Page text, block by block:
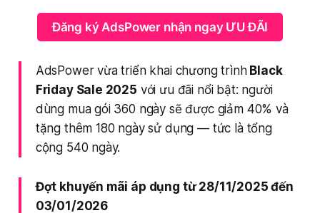
Đăng ký AdsPower nhận ngay ƯU ĐÃI
AdsPower vừa triển khai chương trìnhBlack
Friday Sale 2025 với ưu đãi nổi bật: người
dùng mua gói 360 ngày sẽ được giảm 40% và
tặng thêm 180 ngày sử dụng — tức là tổng
cộng 540 ngày.
Đợt khuyến mãi áp dụng từ 28/11/2025 đến
03/01/2026